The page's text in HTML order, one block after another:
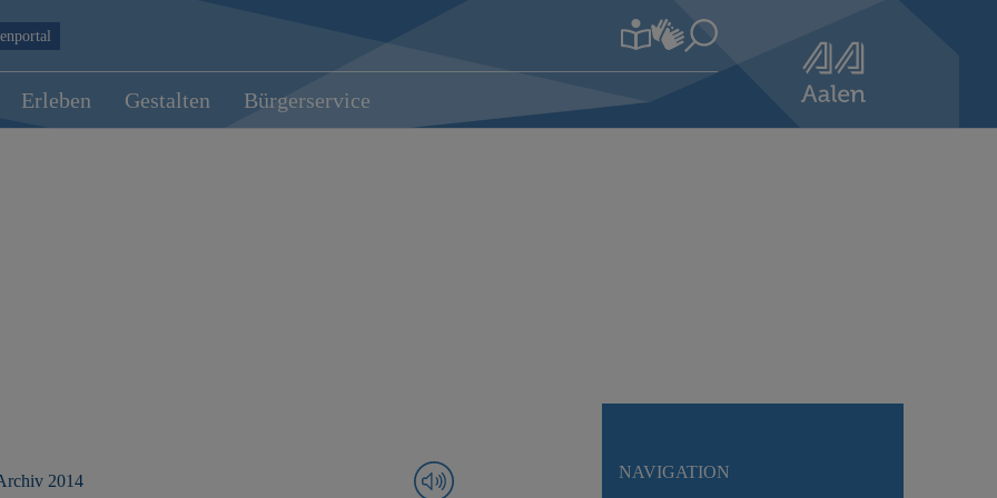
Erleben Gestalten Bürgerservice
2014 NAVIGATION